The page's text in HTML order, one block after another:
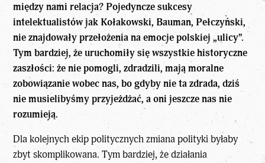
między nami relacja? Pojedyncze sukcesy
intelektualistów jak Kołakowski, Bauman, Pełczyński,
nie znajdowały przełożenia na emocje polskiej „ulicy”.
Tym bardziej, że uruchomiły się wszystkie historyczne
zaszłości: że nie pomogli, zdradzili, mają moralne
zobowiązanie wobec nas, bo gdyby nie ta zdrada, dziś
nie musielibyśmy przyjeżdżać, a oni jeszcze nas nie
rozumieją.
Dla kolejnych ekip politycznych zmiana polityki byłaby
zbyt skomplikowana. Tym bardziej, że działania